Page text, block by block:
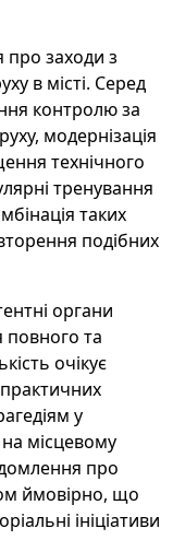
про заходи з
в місті. Серед
контролю за
модернізація
технічного
тренування
таких
подібних
органи
та
очікує
практичних
у
місцевому
про
ймовірно, що
ініціативи